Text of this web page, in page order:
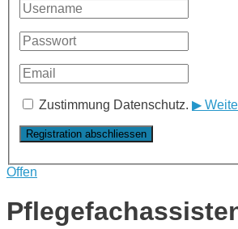
Zustimmung Datenschutz. ▶
Offen